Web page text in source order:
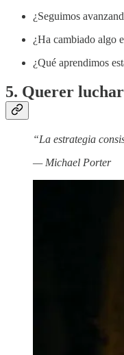
¿Seguimos
¿Ha cambiado algo
¿Qué aprendimos
5. Querer
“La estrategia
— Michael Porter